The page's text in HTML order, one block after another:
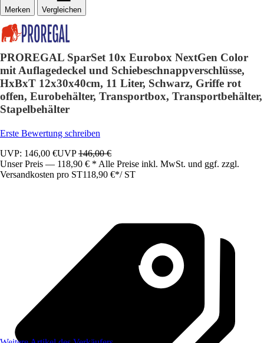
Vergleichen
PROREGAL SparSet 10x Eurobox NextGen Color
mit Auflagedeckel und Schiebeschnappverschlüsse,
HxBxT 12x30x40cm, 11 Liter, Schwarz, Griffe rot
offen, Eurobehälter, Transportbox, Transportbehälter,
Stapelbehälter
Erste Bewertung schreiben
UVP: 146,00 €UVP146,00 €
Unser Preis — 118,90 € * Alle Preise inkl. MwSt. und ggf. zzgl.
Versandkosten pro ST118,90 €*/ ST